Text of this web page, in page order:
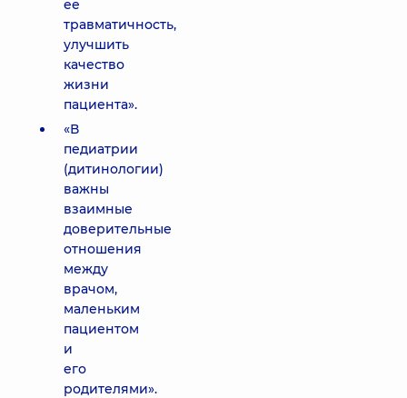
ее
травматичность,
улучшить
качество
жизни
пациента».
«В
педиатрии
(дитинологии)
важны
взаимные
доверительные
отношения
между
врачом,
маленьким
пациентом
и
его
родителями».